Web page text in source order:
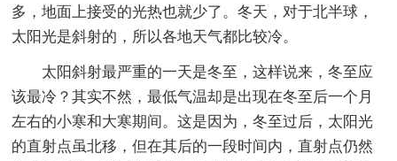
多，地面上接受的光热也就少了。冬天，对于北半球，
太阳光是斜射的，所以各地天气都比较冷。
太阳斜射最严重的一天是冬至，这样说来，冬至应
该最冷？其实不然，最低气温却是出现在冬至后一个月
左右的小寒和大寒期间。这是因为，冬至过后，太阳光
的直射点虽北移，但在其后的一段时间内，直射点仍然